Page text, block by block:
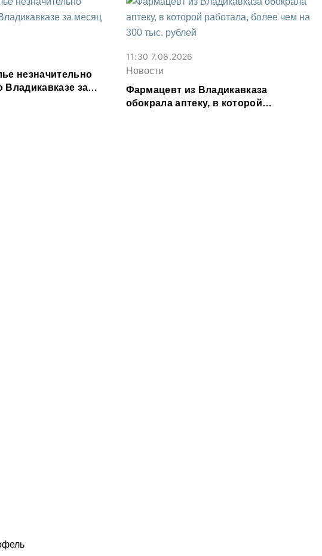
незначительно
за
11:30 7.08.2026
Новости
Фармацевт из Владикавказа
обокрала аптеку, в которой